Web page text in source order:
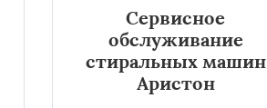
Сервисное
обслуживание
стиральных машин
Аристон